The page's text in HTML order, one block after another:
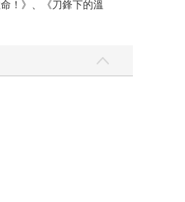
！》、《刀鋒下的溫